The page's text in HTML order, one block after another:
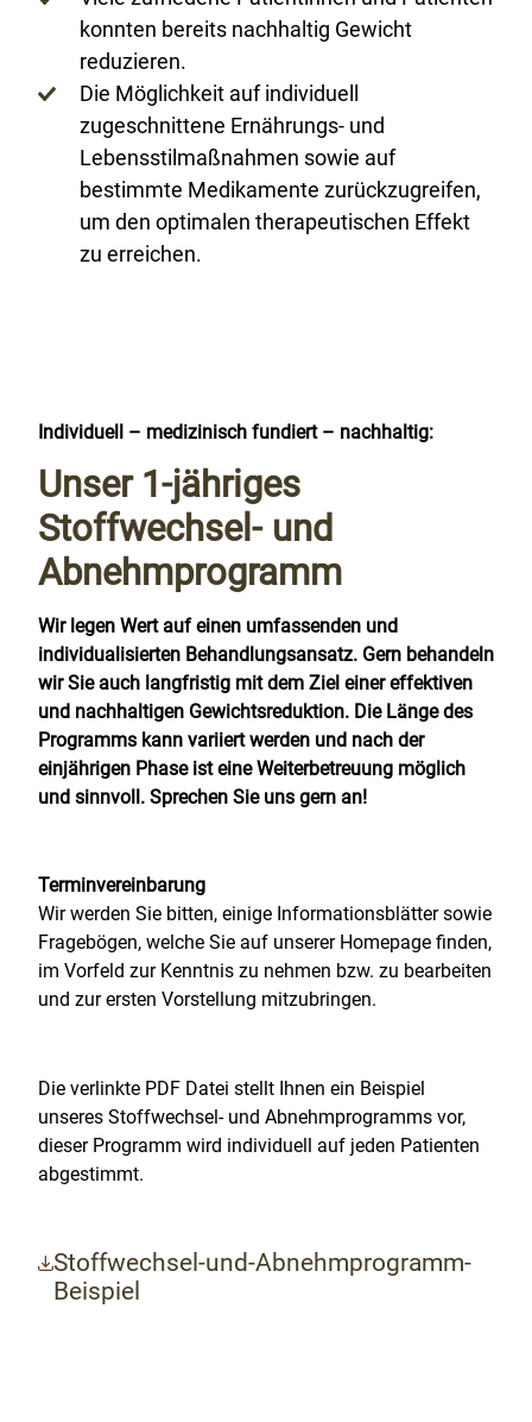
konnten bereits nachhaltig Gewicht
reduzieren.
Die Möglichkeit auf individuell
zugeschnittene Ernährungs- und
Lebensstilmaßnahmen sowie auf
bestimmte Medikamente zurückzugreifen,
um den optimalen therapeutischen Effekt
zu erreichen.
Individuell – medizinisch fundiert – nachhaltig:
Unser 1-jähriges
Stoffwechsel- und
Abnehmprogramm
Wir legen Wert auf einen umfassenden und
individualisierten Behandlungsansatz. Gern behandeln
wir Sie auch langfristig mit dem Ziel einer effektiven
und nachhaltigen Gewichtsreduktion. Die Länge des
Programms kann variiert werden und nach der
einjährigen Phase ist eine Weiterbetreuung möglich
und sinnvoll. Sprechen Sie uns gern an!
Terminvereinbarung
Wir werden Sie bitten, einige Informationsblätter sowie
Fragebögen, welche Sie auf unserer Homepage finden,
im Vorfeld zur Kenntnis zu nehmen bzw. zu bearbeiten
und zur ersten Vorstellung mitzubringen.
Die verlinkte PDF Datei stellt Ihnen ein Beispiel
unseres Stoffwechsel- und Abnehmprogramms vor,
dieser Programm wird individuell auf jeden Patienten
abgestimmt.
Stoffwechsel-und-Abnehmprogramm-
Beispiel